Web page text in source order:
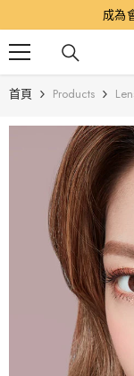
成為
首頁 Products